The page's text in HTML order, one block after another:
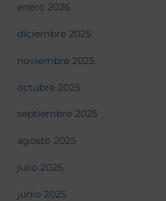
enero 2026
diciembre 2025
noviembre 2025
octubre 2025
septiembre 2025
agosto 2025
julio 2025
junio 2025